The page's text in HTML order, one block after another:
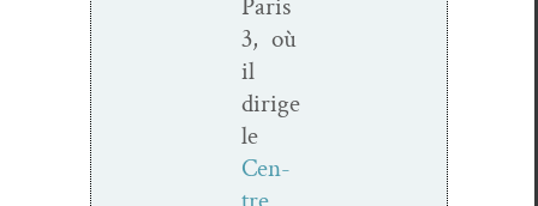
Paris
3, où
il
dirige
le
Cen­